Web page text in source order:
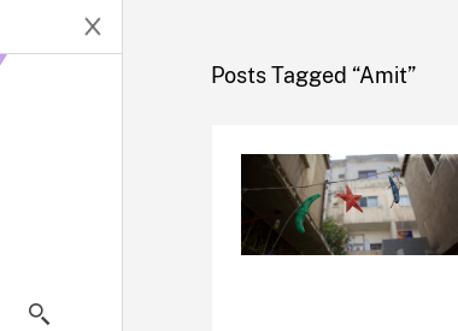
LIRE
Posts Tagged “Amit”